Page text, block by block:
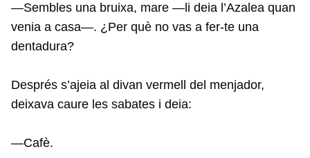
—Sembles una bruixa, mare —li deia l’Azalea quan
venia a casa—. ¿Per què no vas a fer-te una
dentadura?
Després s’ajeia al divan vermell del menjador,
deixava caure les sabates i deia:
—Cafè.